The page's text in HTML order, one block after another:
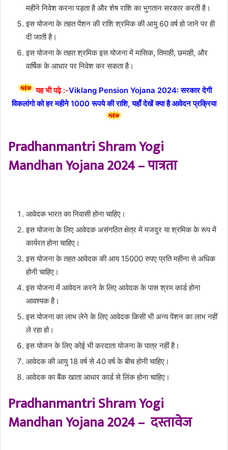
महीने निवेश करना पड़ता है और शेष राशि का भुगतान सरकार करती है।
इस योजना के तहत पेंशन की राशि श्रमिक की आयु 60 वर्ष हो जाने पर ही
दी जाती है।
इस योजना के तहत श्रमिक इस योजना में मासिक, तिमाही, छमाही, और
वार्षिक के आधार पर निवेश कर सकता है।
यह भी पढ़े :-Viklang Pension Yojana 2024: सरकार देगी
विकलांगो को हर महीने 1000 रूपये की राशि, यहाँ देखें क्या है आवेदन प्रक्रिया
Pradhanmantri Shram Yogi
Mandhan Yojana 2024 – पात्रता
आवेदक भारत का निवासी होना चाहिए।
इस योजना के लिए आवेदक असंगठित क्षेत्र में मजदुर या श्रमिक के रूप में
कार्यरत होना चाहिए।
इस योजना के तहत आवेदक की आय 15000 रुपए प्रति महीना से अधिक
होनी चाहिए।
इस योजना में आवेदन करने के लिए आवेदक के पास श्रम कार्ड होना
आवश्यक है।
इस योजना का लाभ लेने के लिए आवेदक किसी भी अन्य पेंशन का लाभ नहीं
ले रहा हो।
इस योजन के लिए कोई भी करदाता योजना के पात्र नहीं है।
आवेदक की आयु 18 वर्ष से 40 वर्ष के बीच होनी चाहिए।
आवेदक का बैंक खाता आधार कार्ड से लिंक होना चाहिए।
Pradhanmantri Shram Yogi
Mandhan Yojana 2024 – दस्तावेज